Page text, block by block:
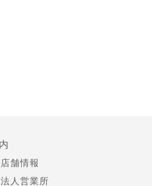
店舗情報
法人営業所